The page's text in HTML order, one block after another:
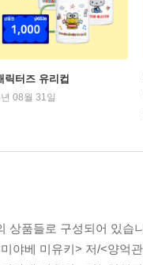
릭터즈 유리컵
08월 31일
상품들로 구성되어 있습
야베 미유키> 저/<양억